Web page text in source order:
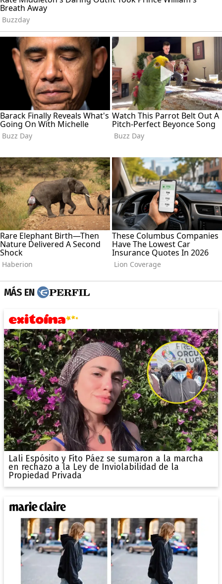
MÁS EN
Lali Espósito y Fito Páez se sumaron a la marcha
en rechazo a la Ley de Inviolabilidad de la
Propiedad Privada